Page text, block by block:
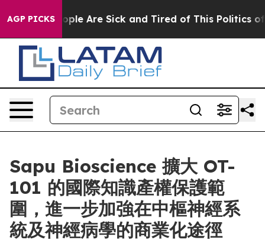
AGP PICKS
“People Are Sick and Tired of This Politics of
Sapu Bioscience 擴大 OT-
101 的國際知識產權保護範
圍，進一步加強在中樞神經系
統及神經病學的商業化途徑